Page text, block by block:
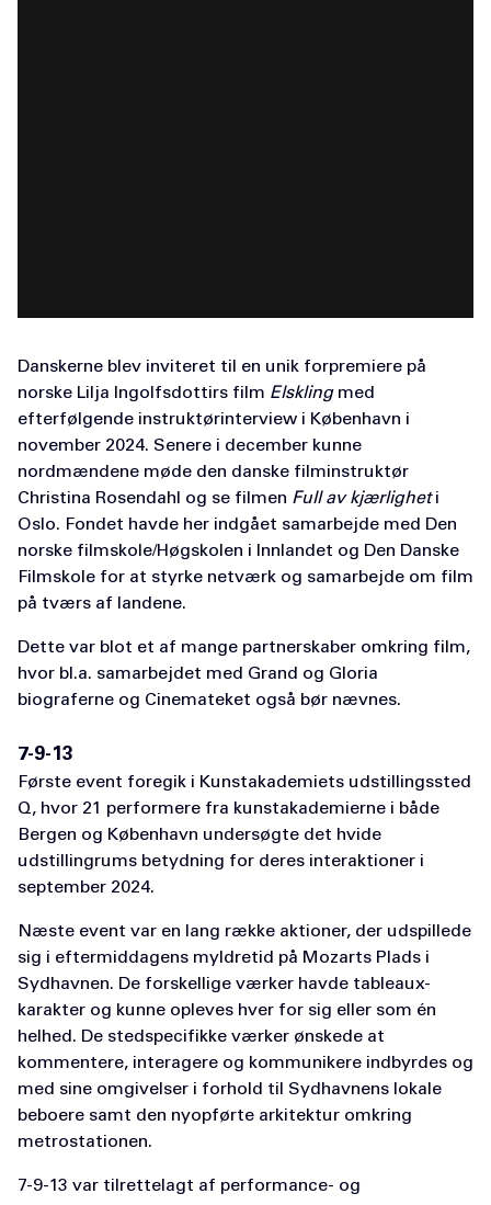
Danskerne blev inviteret til en unik forpremiere på
norske Lilja Ingolfsdottirs film Elsklingmed
efterfølgende instruktørinterview i København i
november 2024. Senere i december kunne
nordmændene møde den danske filminstruktør
Christina Rosendahl og se filmen Full av kjærligheti
Oslo. Fondet havde her indgået samarbejde med Den
norske filmskole/Høgskolen i Innlandet og Den Danske
Filmskole for at styrke netværk og samarbejde om film
på tværs af landene.
Dette var blot et af mange partnerskaber omkring film,
hvor bl.a. samarbejdet med Grand og Gloria
biograferne og Cinemateket også bør nævnes.
7-9-13
Første event foregik i Kunstakademiets udstillingssted
Q, hvor 21 performere fra kunstakademierne i både
Bergen og København undersøgte det hvide
udstillingrums betydning for deres interaktioner i
september 2024.
Næste event var en lang række aktioner, der udspillede
sig i eftermiddagens myldretid på Mozarts Plads i
Sydhavnen. De forskellige værker havde tableaux-
karakter og kunne opleves hver for sig eller som én
helhed. De stedspecifikke værker ønskede at
kommentere, interagere og kommunikere indbyrdes og
med sine omgivelser i forhold til Sydhavnens lokale
beboere samt den nyopførte arkitektur omkring
metrostationen.
7-9-13 var tilrettelagt af performance- og